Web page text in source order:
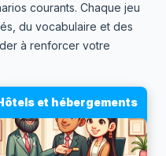
courants. Chaque jeu
du vocabulaire et des
à renforcer votre
et hébergements